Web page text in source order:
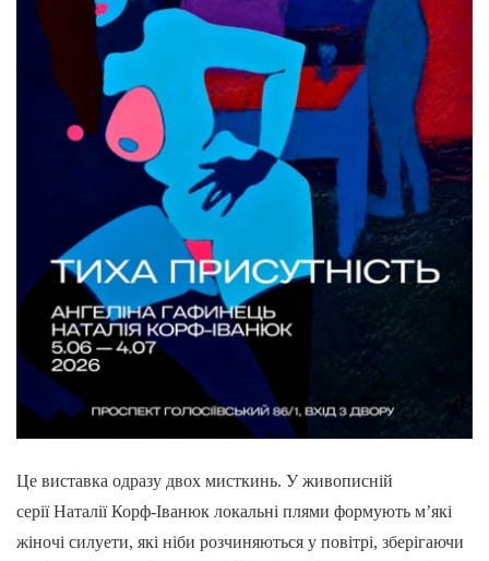
Це виставка одразу двох мисткинь. У живописній
серії Наталії Корф-Іванюк локальні плями формують мʼякі
жіночі силуети, які ніби розчиняються у повітрі, зберігаючи